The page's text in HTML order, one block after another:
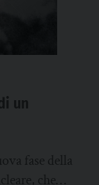
un
fase della
che